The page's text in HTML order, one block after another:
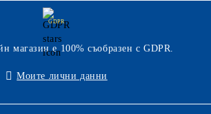
GDPR
магазин е 100% съобразен с GDPR.
Моите лични данни